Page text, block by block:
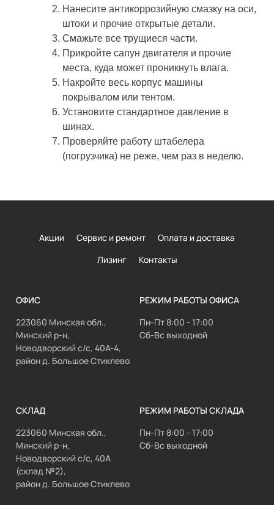
Нанесите антикоррозийную смазку на оси,
штоки и прочие открытые детали.
Смажьте все трущиеся части.
Прикройте сапун двигателя и прочие
места, куда может проникнуть влага.
Накройте весь корпус машины
покрывалом или тентом.
Установите стандартное давление в
шинах.
Проверяйте работу штабелера
(погрузчика) не реже, чем раз в неделю.
Акции Сервис и ремонт
Оплата и доставка
Лизинг
Контакты
ОФИС
223060 Минская обл.,
Минский р-н,
Новодворский с/с, 40А-4,
район д. Большое Стиклево
РЕЖИМ РАБОТЫ ОФИСА
Пн-Пт 8:00 - 17:00
Сб-Вс выходной
СКЛАД
223060 Минская обл.,
Минский р-н,
Новодворский с/с, 40А
(склад №2),
район д. Большое Стиклево
РЕЖИМ РАБОТЫ СКЛАДА
Пн-Пт 8:00 - 17:00
Сб-Вс выходной